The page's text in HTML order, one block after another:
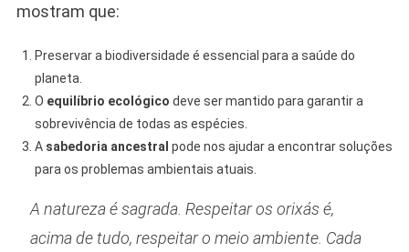
mostram que:
Preservar a biodiversidade é essencial para a saúde do
planeta.
O equilíbrio ecológico deve ser mantido para garantir a
sobrevivência de todas as espécies.
A sabedoria ancestral pode nos ajudar a encontrar soluções
para os problemas ambientais atuais.
A natureza é sagrada. Respeitar os orixás é,
acima de tudo, respeitar o meio ambiente. Cada